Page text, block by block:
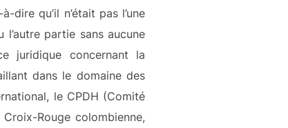
qu’il n’était pas l’une
partie sans aucune
juridique concernant la
dans le domaine des
le CPDH (Comité
Rouge colombienne,